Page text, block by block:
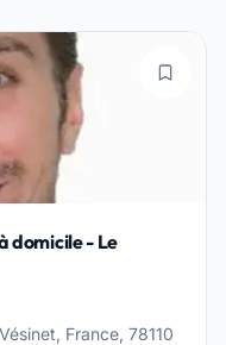
domicile - Le
France, 78110